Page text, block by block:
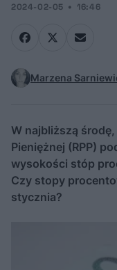
2024-02-05 16:46
Marzena
W najbliższą
Pieniężnej (RPP)
wysokości stóp
Czy stopy
stycznia?